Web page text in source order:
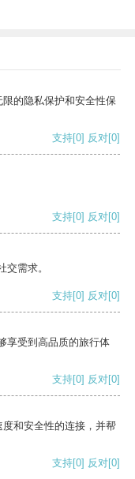
的隐私保护和安全性保
支持[0] 反对[0]
支持[0] 反对[0]
需求。
支持[0] 反对[0]
享受到高品质的旅行体
支持[0] 反对[0]
和安全性的连接，并帮
支持[0] 反对[0]